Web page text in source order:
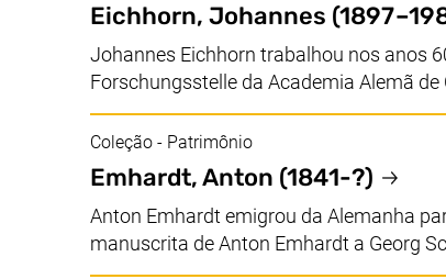
Eichhorn, Johannes (1897
Johannes Eichhorn trabalhou nos anos
Forschungsstelle da Academia Alemã de
Emhardt, Anton (1841-?)
Coleção - Patrimônio
Anton Emhardt emigrou da Alemanha
manuscrita de Anton Emhardt a Georg